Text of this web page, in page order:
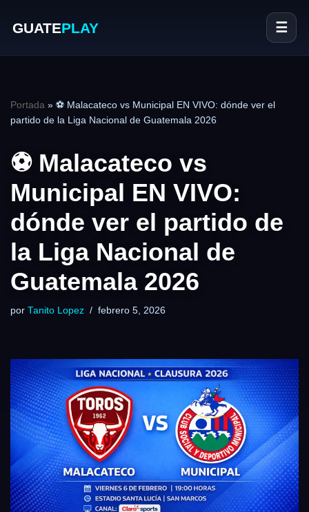
GUATEPLAY ☰
Portada » ⚽ Malacateco vs Municipal EN VIVO: dónde ver el
partido de la Liga Nacional de Guatemala 2026
⚽ Malacateco vs
Municipal EN VIVO:
dónde ver el partido de
la Liga Nacional de
Guatemala 2026
por Tanito Lopez febrero 5, 2026